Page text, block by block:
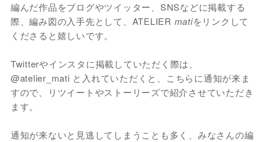
編んだ作品をブログやツイッター、SNSなどに掲載する
際、編み図の入手先として、ATELIER matiをリンクして
くださると嬉しいです。
Twitterやインスタに掲載していただく際は、
@atelier_mati と入れていただくと、こちらに通知が来ま
すので、リツイートやストーリーズで紹介させていただき
ます。
通知が来ないと見逃してしまうことも多く、みなさんの編